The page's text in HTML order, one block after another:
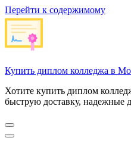
Перейти к содержимому
Купить диплом колледжа в
Хотите купить диплом
быструю доставку, надежные